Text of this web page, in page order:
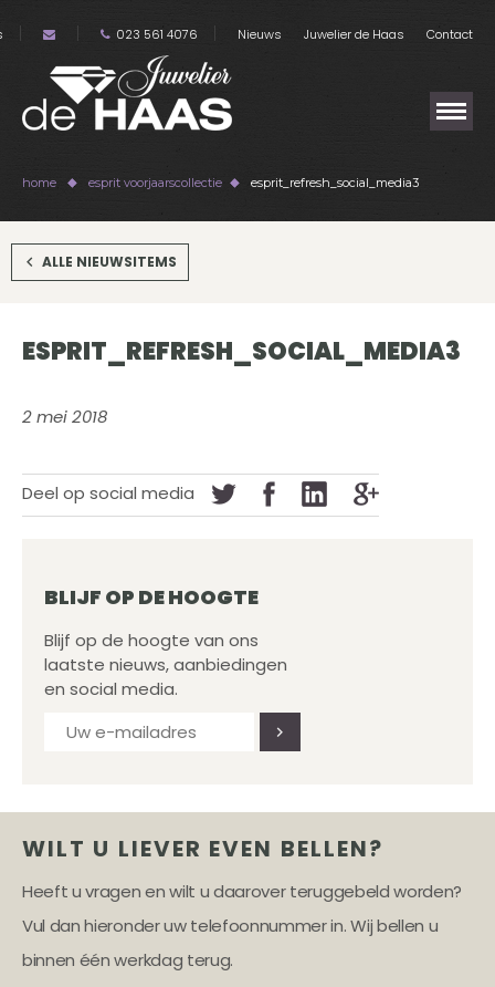
023 561 4076 Nieuws Juwelier de Haas Contact
home esprit voorjaarscollectie esprit_refresh_social_media3
ALLE NIEUWSITEMS
ESPRIT_REFRESH_SOCIAL_MEDIA3
2 mei 2018
Deel op social media
BLIJF OP DE HOOGTE
Blijf op de hoogte van ons
laatste nieuws, aanbiedingen
en social media.
WILT U LIEVER EVEN BELLEN?
Heeft u vragen en wilt u daarover teruggebeld worden?
Vul dan hieronder uw telefoonnummer in. Wij bellen u
binnen één werkdag terug.